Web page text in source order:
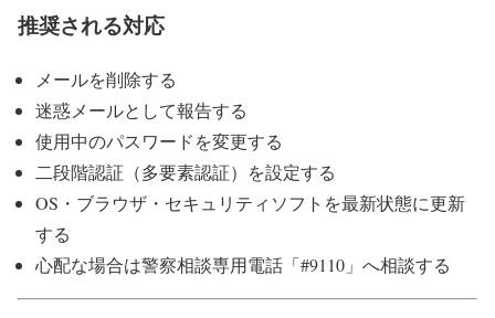
推奨される対応
メールを削除する
迷惑メールとして報告する
使用中のパスワードを変更する
二段階認証（多要素認証）を設定する
OS・ブラウザ・セキュリティソフトを最新状態に更新
する
心配な場合は警察相談専用電話「#9110」へ相談する